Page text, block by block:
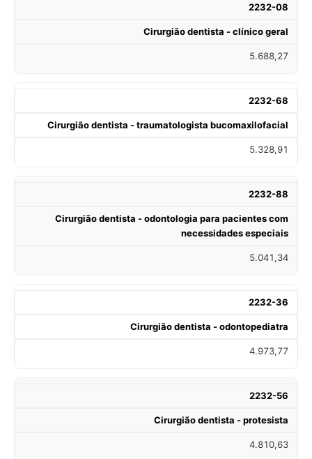
2232-08
Cirurgião dentista - clínico geral
5.688,27
2232-68
Cirurgião dentista - traumatologista bucomaxilofacial
5.328,91
2232-88
Cirurgião dentista - odontologia para pacientes com
necessidades especiais
5.041,34
2232-36
Cirurgião dentista - odontopediatra
4.973,77
2232-56
Cirurgião dentista - protesista
4.810,63